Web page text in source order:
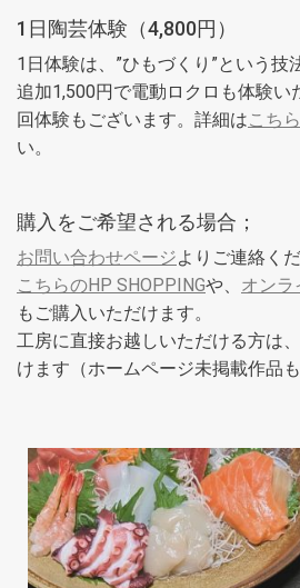
1日陶芸体験（4,800円）
1日体験は、”ひもづくり”という技
追加1,500円で電動ロクロも体験い
回体験もございます。詳細はこち
い。
購入をご希望される場合；
お問い合わせページよりご連絡くだ
こちらのHP SHOPPINGや、 オンラ
もご購入いただけます。
工房に直接お越しいただける方は
けます（ホームページ未掲載作品